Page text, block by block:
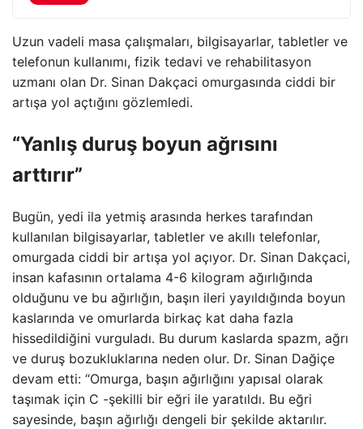
Uzun vadeli masa çalışmaları, bilgisayarlar, tabletler ve
telefonun kullanımı, fizik tedavi ve rehabilitasyon
uzmanı olan Dr. Sinan Dakçaci omurgasında ciddi bir
artışa yol açtığını gözlemledi.
“Yanlış duruş boyun ağrısını
arttırır”
Bugün, yedi ila yetmiş arasında herkes tarafından
kullanılan bilgisayarlar, tabletler ve akıllı telefonlar,
omurgada ciddi bir artışa yol açıyor. Dr. Sinan Dakçaci,
insan kafasının ortalama 4-6 kilogram ağırlığında
olduğunu ve bu ağırlığın, başın ileri yayıldığında boyun
kaslarında ve omurlarda birkaç kat daha fazla
hissedildiğini vurguladı. Bu durum kaslarda spazm, ağrı
ve duruş bozukluklarına neden olur. Dr. Sinan Dağiçe
devam etti: “Omurga, başın ağırlığını yapısal olarak
taşımak için C -şekilli bir eğri ile yaratıldı. Bu eğri
sayesinde, başın ağırlığı dengeli bir şekilde aktarılır.